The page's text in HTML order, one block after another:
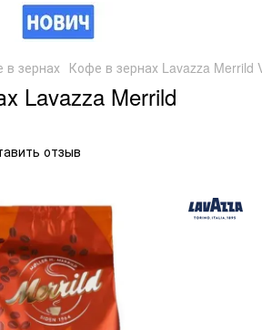
в зернах Кофе в зернах Lavazza Merrild
Lavazza Merrild
отзыв